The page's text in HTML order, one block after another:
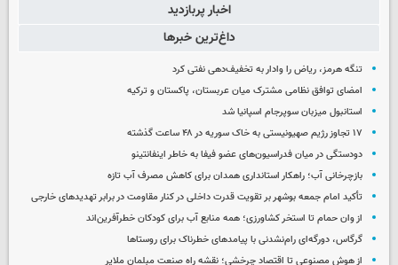
اخبار پربازدید
داغ‌ترین خبرها
تنگه هرمز، ریاض را وادار به تخفیف‌دهی نفتی کرد
امضای توافق نظامی مشترک میان عربستان، پاکستان و ترکیه
استانبول میزبان سوپرجام اسپانیا شد
۱۷ تجاوز رژیم صهیونیستی به خاک سوریه در ۴۸ ساعت گذشته
دودستگی در میان فدراسیون‌های عضو فیفا به خاطر اینفانتینو
بازچرخانی آب؛ راهکار استانداری همدان برای کاهش مصرف آب تازه
تأکید امام جمعه بوشهر بر تقویت قدرت داخلی در کنار مقاومت در برابر تهدیدهای خارجی
از وان حمام تا استخر کشاورزی؛ همه منابع آب برای کودکان خطرآفرین‌اند
گرگاس، دورگه‌ای رام‌نشدنی با پیامدهای خطرناک برای روستاها
از هوش مصنوعی تا اقتصاد چرخشی؛ نقشه راه صنعت مبلمان ملایر